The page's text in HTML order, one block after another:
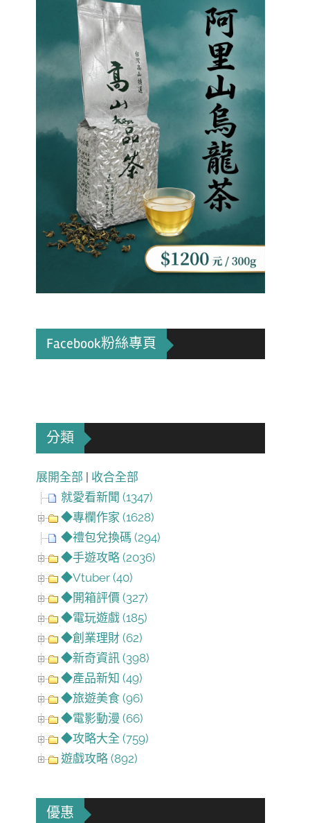
Facebook粉絲專頁
分類
展開全部 | 收合全部
就愛看新聞 (1347)
◆專欄作家 (1628)
◆禮包兌換碼 (294)
◆手遊攻略 (2036)
◆Vtuber (40)
◆開箱評價 (327)
◆電玩遊戲 (185)
◆創業理財 (62)
◆新奇資訊 (398)
◆產品新知 (49)
◆旅遊美食 (96)
◆電影動漫 (66)
◆攻略大全 (759)
遊戲攻略 (892)
優惠